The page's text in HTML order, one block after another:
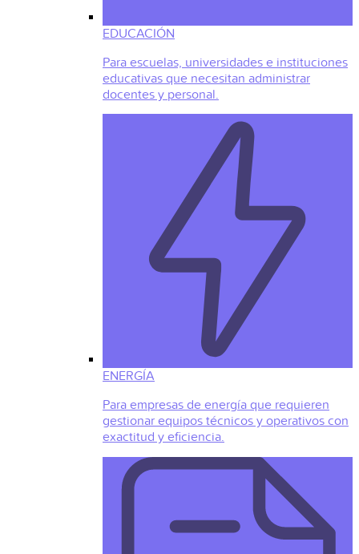
EDUCACIÓN
Para escuelas, universidades e instituciones
educativas que necesitan administrar
docentes y personal.
ENERGÍA
Para empresas de energía que requieren
gestionar equipos técnicos y operativos con
exactitud y eficiencia.